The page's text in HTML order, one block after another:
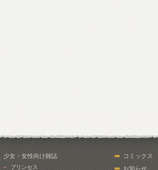
少女・女性向け雑誌
プリンセス
コミックス
お知らせ